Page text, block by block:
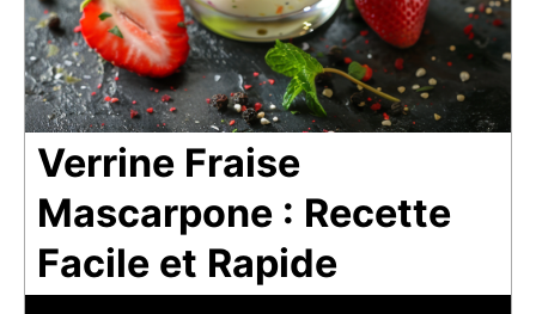
Verrine Fraise
Mascarpone : Recette
Facile et Rapide